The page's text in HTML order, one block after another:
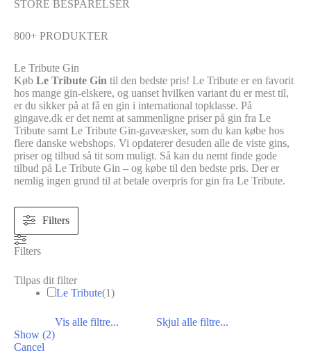
STORE BESPARELSER
800+ PRODUKTER
Le Tribute Gin
Køb Le Tribute Gin til den bedste pris! Le Tribute er en favorit
hos mange gin-elskere, og uanset hvilken variant du er mest til,
er du sikker på at få en gin i international topklasse. På
gingave.dk er det nemt at sammenligne priser på gin fra Le
Tribute samt Le Tribute Gin-gaveæsker, som du kan købe hos
flere danske webshops. Vi opdaterer desuden alle de viste gins,
priser og tilbud så tit som muligt. Så kan du nemt finde gode
tilbud på Le Tribute Gin – og købe til den bedste pris. Der er
nemlig ingen grund til at betale overpris for gin fra Le Tribute.
Filters
Filters
Tilpas dit filter
Le Tribute(1)
Show (2)
Cancel